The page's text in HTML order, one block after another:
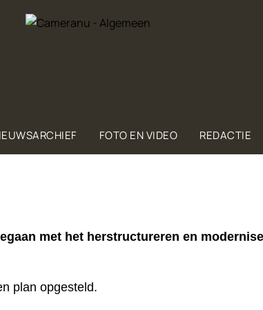
FOTO EN VIDEO REDACTIE
met het herstructureren en
plan opgesteld.